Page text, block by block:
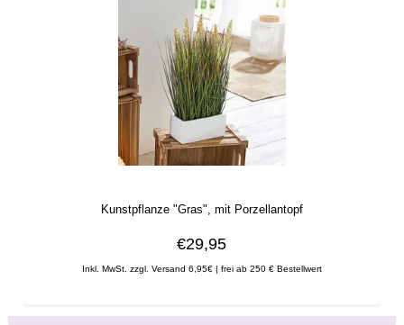
Kunstpflanze "Gras", mit Porzellantopf
€29,95
Inkl. MwSt. zzgl. Versand 6,95€ | frei ab 250 € Bestellwert